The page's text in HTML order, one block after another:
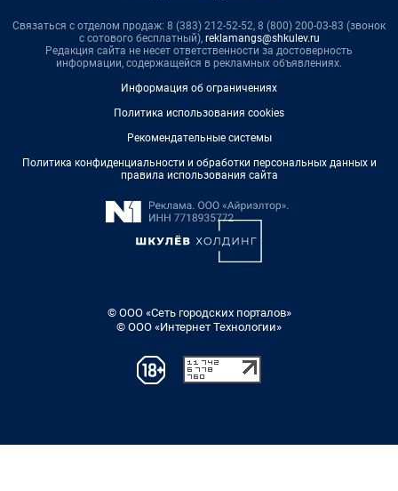
Связаться с отделом продаж: 8 (383) 212-52-52, 8 (800) 200-03-83 (звонок
с сотового бесплатный), reklamangs@shkulev.ru
Редакция сайта не несет ответственности за достоверность
информации, содержащейся в рекламных объявлениях.
Информация об ограничениях
Политика использования cookies
Рекомендательные системы
Политика конфиденциальности и обработки персональных данных и
правила использования сайта
© ООО «Сеть городских порталов»
© ООО «Интернет Технологии»